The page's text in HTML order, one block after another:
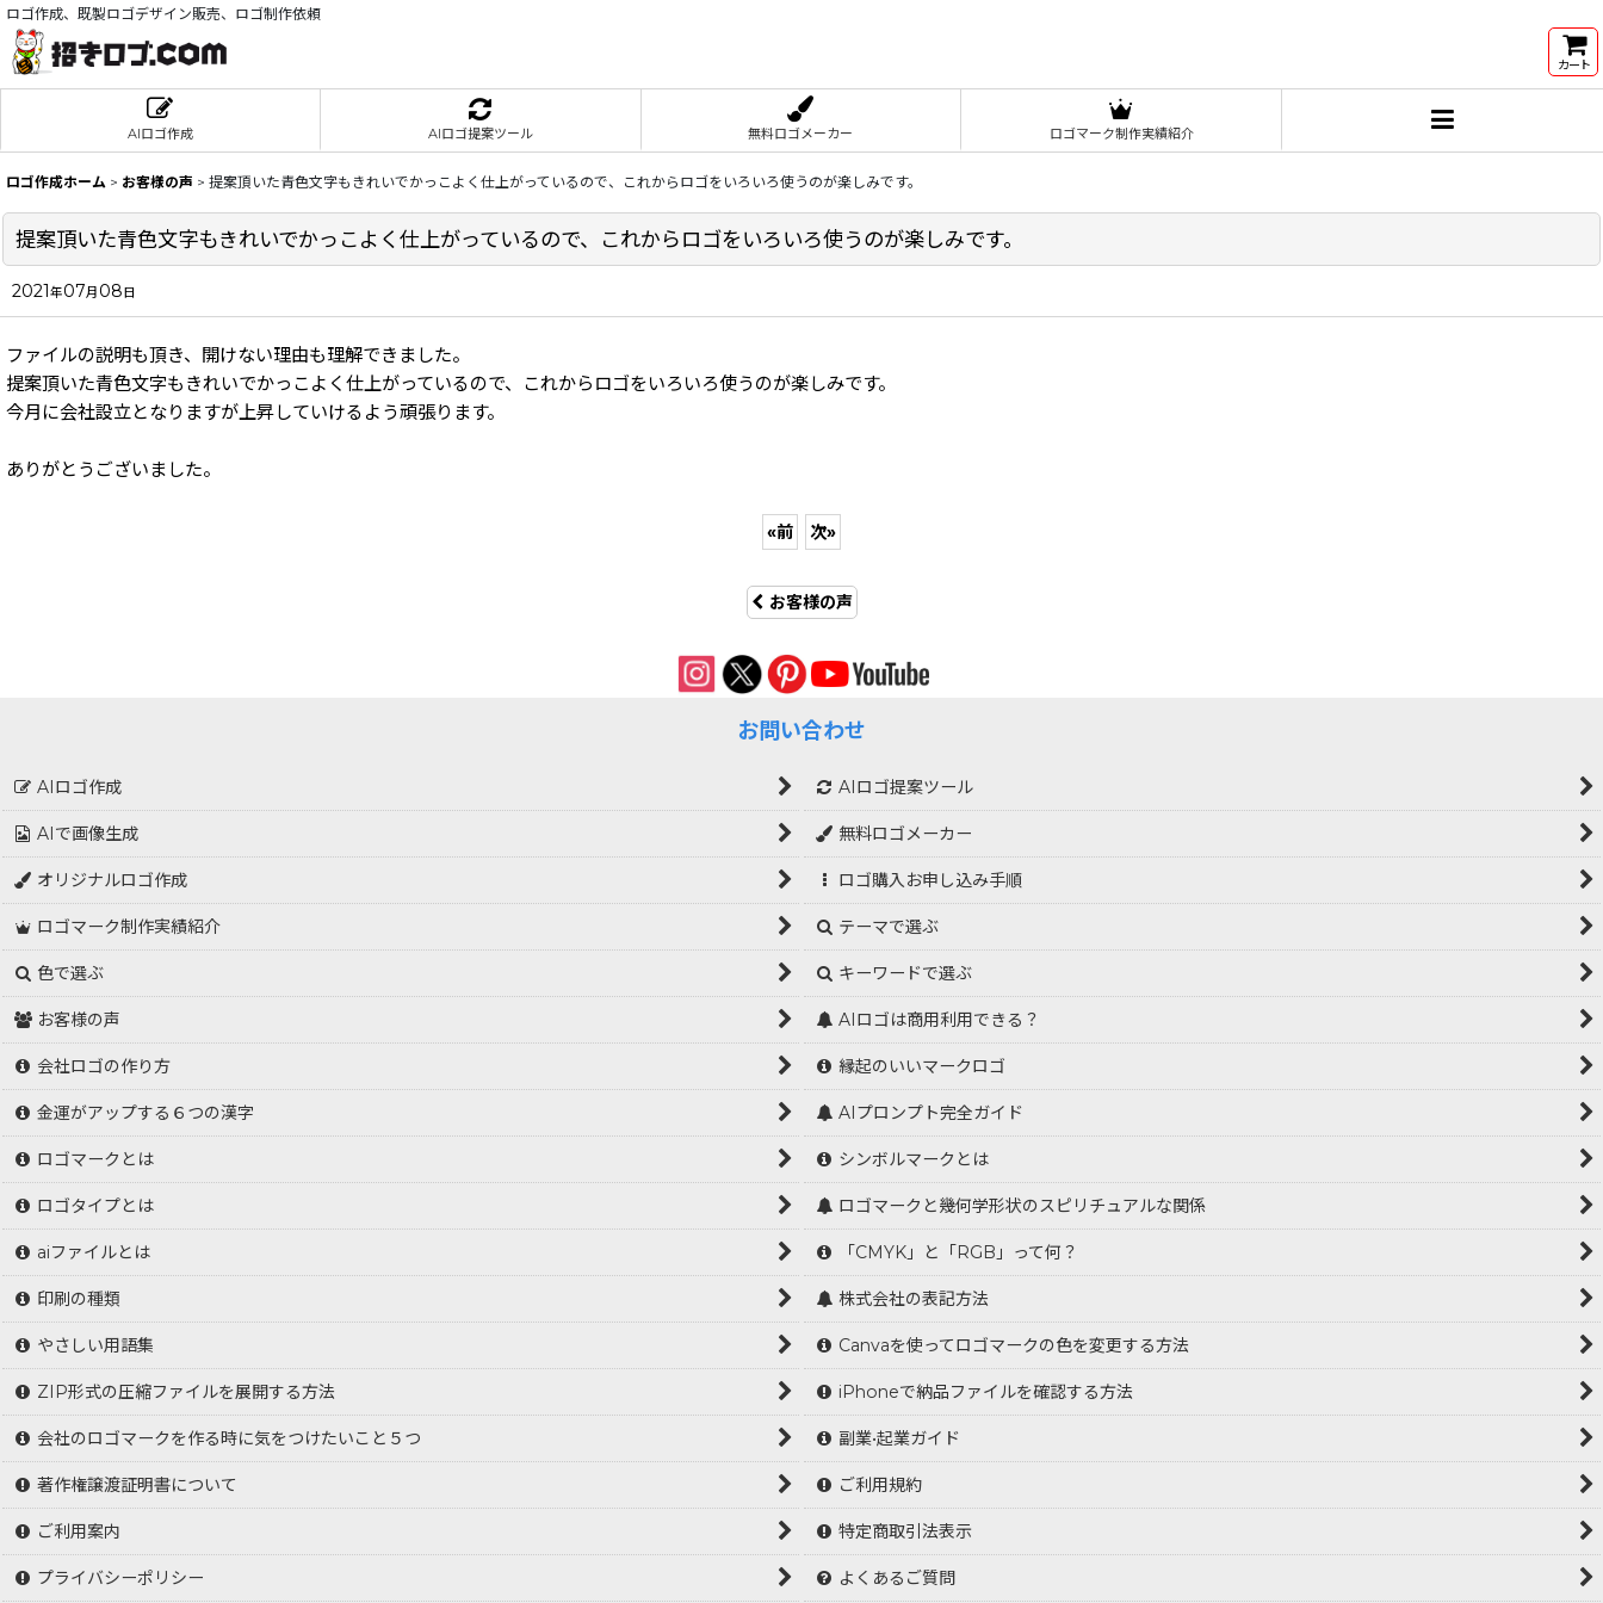
ロゴ作成、既製ロゴデザイン販売、ロゴ制作依頼
カート
AIロゴ作成 AIロゴ提案ツール 無料ロゴメーカー ロゴマーク制作実績紹介
ロゴ作成ホーム > お客様の声 > 提案頂いた青色文字もきれいでかっこよく仕上がっているので、これからロゴをいろいろ使うのが楽しみです。
提案頂いた青色文字もきれいでかっこよく仕上がっているので、これからロゴをいろいろ使うのが楽しみです。
2021年07月 08日
ファイルの説明も頂き、開けない理由も理解できました。
提案頂いた青色文字もきれいでかっこよく仕上がっているので、これからロゴをいろいろ使うのが楽しみです。
今月に会社設立となりますが上昇していけるよう頑張ります。
ありがとうございました。
«前 次»
お客様の声
お問い合わせ
AIロゴ作成 AIロゴ提案ツール
AIで画像生成 無料ロゴメーカー
オリジナルロゴ作成 ロゴ購入お申し込み手順
ロゴマーク制作実績紹介 テーマで選ぶ
色で選ぶ キーワードで選ぶ
お客様の声 AIロゴは商用利用できる？
会社ロゴの作り方 縁起のいいマークロゴ
金運がアップする６つの漢字 AIプロンプト完全ガイド
ロゴマークとは シンボルマークとは
ロゴタイプとは ロゴマークと幾何学形状のスピリチュアルな関係
aiファイルとは 「CMYK」と「RGB」って何？
印刷の種類 株式会社の表記方法
やさしい用語集 Canvaを使ってロゴマークの色を変更する方法
ZIP形式の圧縮ファイルを展開する方法 iPhoneで納品ファイルを確認する方法
会社のロゴマークを作る時に気をつけたいこと５つ 副業•起業ガイド
著作権譲渡証明書について ご利用規約
ご利用案内 特定商取引法表示
プライバシーポリシー よくあるご質問